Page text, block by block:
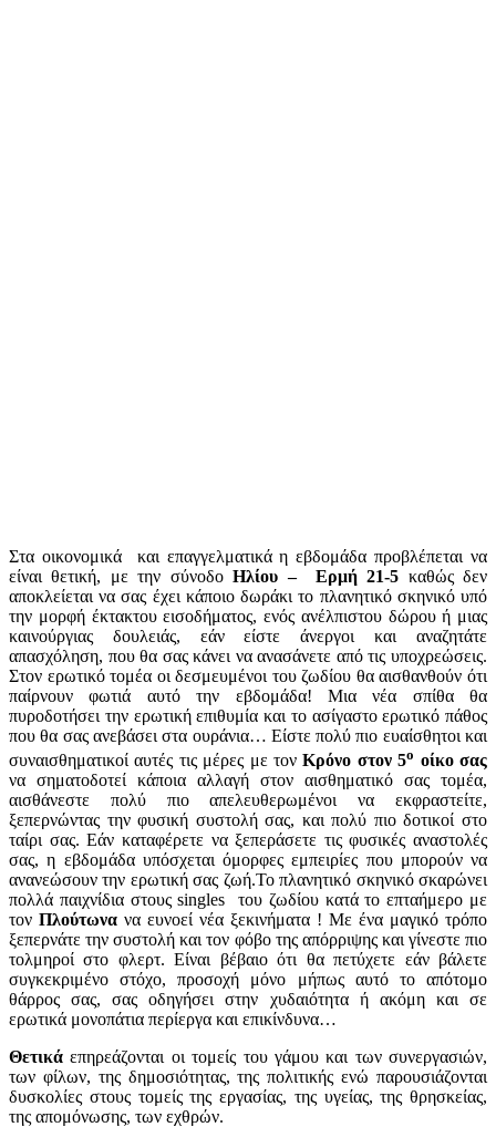
Στα οικονομικά και επαγγελματικά η εβδομάδα προβλέπεται να
είναι θετική, με την σύνοδοΗλίου – Ερμή 21-5 καθώς δεν
αποκλείεται να σας έχει κάποιο δωράκι το πλανητικό σκηνικό υπό
την μορφή έκτακτου εισοδήματος, ενός ανέλπιστου δώρου ή μιας
καινούργιας δουλειάς, εάν είστε άνεργοι και αναζητάτε
απασχόληση, που θα σας κάνει να ανασάνετε από τις υποχρεώσεις.
Στον ερωτικό τομέα οι δεσμευμένοι του ζωδίου θα αισθανθούν ότι
παίρνουν φωτιά αυτό την εβδομάδα! Μια νέα σπίθα θα
πυροδοτήσει την ερωτική επιθυμία και το ασίγαστο ερωτικό πάθος
που θα σας ανεβάσει στα ουράνια… Είστε πολύ πιο ευαίσθητοι και
συναισθηματικοί αυτές τις μέρες με τονΚρόνο στον 5ο οίκο σας
να σηματοδοτεί κάποια αλλαγή στον αισθηματικό σας τομέα,
αισθάνεστε πολύ πιο απελευθερωμένοι να εκφραστείτε,
ξεπερνώντας την φυσική συστολή σας, και πολύ πιο δοτικοί στο
ταίρι σας. Εάν καταφέρετε να ξεπεράσετε τις φυσικές αναστολές
σας, η εβδομάδα υπόσχεται όμορφες εμπειρίες που μπορούν να
ανανεώσουν την ερωτική σας ζωή.Το πλανητικό σκηνικό σκαρώνει
πολλά παιχνίδια στους singles του ζωδίου κατά το επταήμερο με
τον Πλούτωνα να ευνοεί νέα ξεκινήματα ! Με ένα μαγικό τρόπο
ξεπερνάτε την συστολή και τον φόβο της απόρριψης και γίνεστε πιο
τολμηροί στο φλερτ. Είναι βέβαιο ότι θα πετύχετε εάν βάλετε
συγκεκριμένο στόχο, προσοχή μόνο μήπως αυτό το απότομο
θάρρος σας, σας οδηγήσει στην χυδαιότητα ή ακόμη και σε
ερωτικά μονοπάτια περίεργα και επικίνδυνα…
Θετικά επηρεάζονται οι τομείς του γάμου και των συνεργασιών,
των φίλων, της δημοσιότητας, της πολιτικής ενώ παρουσιάζονται
δυσκολίες στους τομείς της εργασίας, της υγείας, της θρησκείας,
της απομόνωσης, των εχθρών.